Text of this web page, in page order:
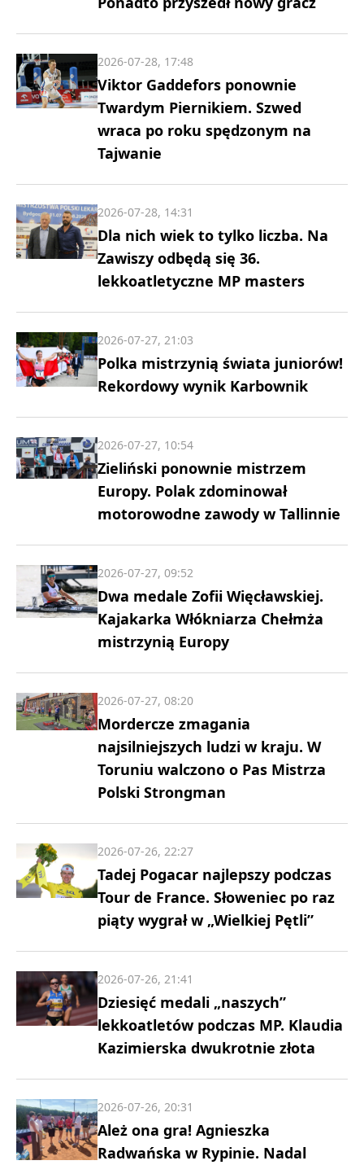
Viktor Gaddefors ponownie
Twardym Piernikiem. Szwed
wraca po roku spędzonym na
Tajwanie
2026-07-28, 17:48
Dla nich wiek to tylko liczba. Na
Zawiszy odbędą się 36.
lekkoatletyczne MP masters
2026-07-28, 14:31
Polka mistrzynią świata juniorów!
Rekordowy wynik Karbownik
2026-07-27, 21:03
Zieliński ponownie mistrzem
Europy. Polak zdominował
motorowodne zawody w Tallinnie
2026-07-27, 10:54
Dwa medale Zofii Więcławskiej.
Kajakarka Włókniarza Chełmża
mistrzynią Europy
2026-07-27, 09:52
Mordercze zmagania
najsilniejszych ludzi w kraju. W
Toruniu walczono o Pas Mistrza
Polski Strongman
2026-07-27, 08:20
Tadej Pogacar najlepszy podczas
Tour de France. Słoweniec po raz
piąty wygrał w „Wielkiej Pętli”
2026-07-26, 22:27
Dziesięć medali „naszych”
lekkoatletów podczas MP. Klaudia
Kazimierska dwukrotnie złota
2026-07-26, 21:41
Ależ ona gra! Agnieszka
Radwańska w Rypinie. Nadal
2026-07-26, 20:31